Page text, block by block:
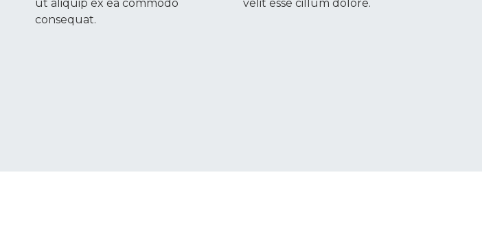
ut aliquip ex ea commodo
consequat.
velit esse cillum dolore.